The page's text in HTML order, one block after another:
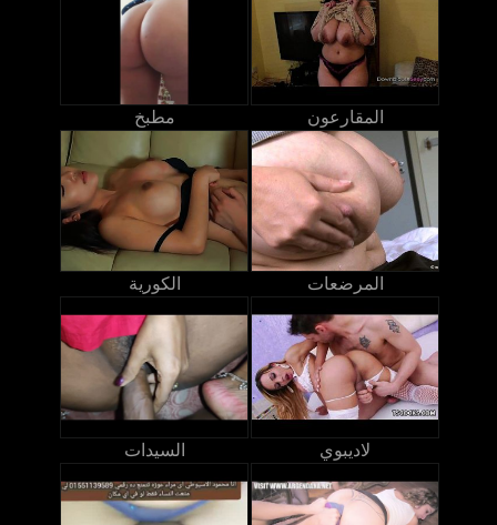
مطبخ المقارعون
الكورية المرضعات
السيدات لاديبوي